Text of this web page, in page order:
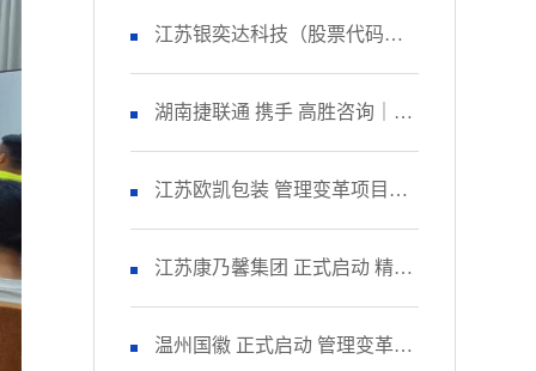
会！
召开 品质管理提升项目启动大
会！
江苏银奕达科技（股票代码：
836235） 携手 高胜咨询｜正式
启动 管理变革项目
湖南捷联通 携手 高胜咨询｜正
式启动 精益生产项目！
江苏欧凯包装 管理变革项目人
资改善模块 圆满收官！
江苏康乃馨集团 正式启动 精益
生产项目二期！
温州国徽 正式启动 管理变革&